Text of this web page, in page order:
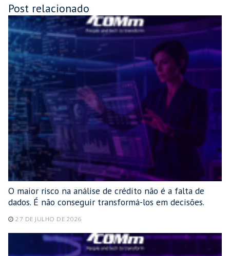
Post relacionado
O maior risco na análise de crédito não é a falta de
dados. É não conseguir transformá-los em decisões.
27 DE JULHO DE 2026